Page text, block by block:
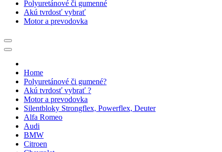
Polyuretánové či gumenné
Akú tvrdosť vybrať
Motor a prevodovka
Home
Polyuretánové či gumené?
Akú tvrdosť vybrať ?
Motor a prevodovka
Silentbloky Strongflex, Powerflex, Deuter
Alfa Romeo
Audi
BMW
Citroen